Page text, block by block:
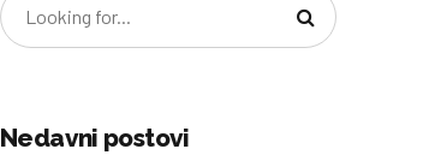
Nedavni postovi